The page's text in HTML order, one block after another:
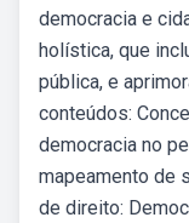
democracia e
holística, que
pública, e
conteúdos:
democracia no
mapeamento de
de direito: